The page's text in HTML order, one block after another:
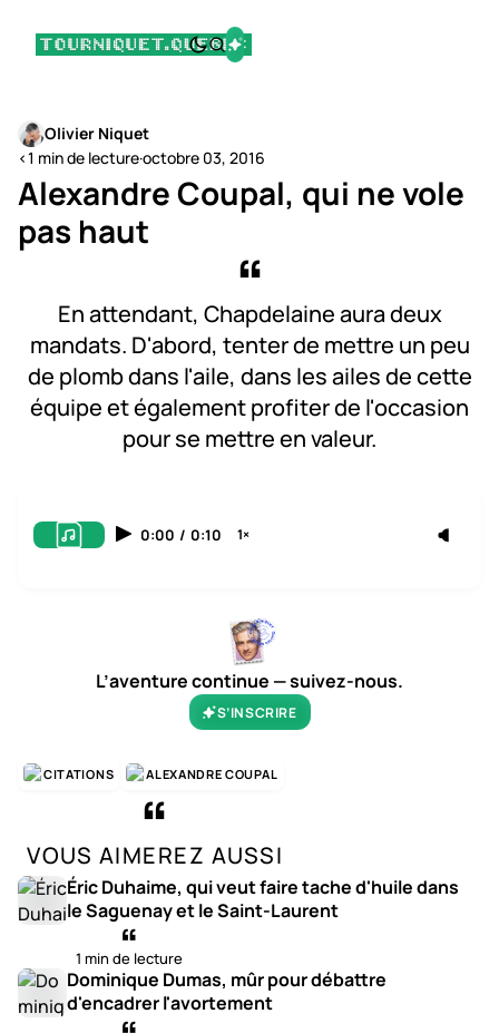
Olivier Niquet
<1 min de lecture·octobre 03, 2016
Alexandre Coupal, qui ne vole
pas haut
En attendant, Chapdelaine aura deux
mandats. D'abord, tenter de mettre un peu
de plomb dans l'aile, dans les ailes de cette
équipe et également profiter de l'occasion
pour se mettre en valeur.
0:00 / 0:10 1×
L’aventure continue — suivez-nous.
S’INSCRIRE
CITATIONS ALEXANDRE COUPAL
VOUS AIMEREZ AUSSI
Éric Duhaime, qui veut faire tache d'huile dans
le Saguenay et le Saint-Laurent
1 min de lecture
Dominique Dumas, mûr pour débattre
d'encadrer l'avortement